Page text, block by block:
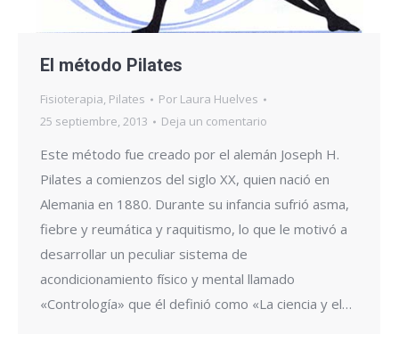
El método Pilates
Fisioterapia, Pilates Por Laura Huelves
25 septiembre, 2013
Deja un comentario
Este método fue creado por el alemán Joseph H.
Pilates a comienzos del siglo XX, quien nació en
Alemania en 1880. Durante su infancia sufrió asma,
fiebre y reumática y raquitismo, lo que le motivó a
desarrollar un peculiar sistema de
acondicionamiento físico y mental llamado
«Contrología» que él definió como «La ciencia y el…